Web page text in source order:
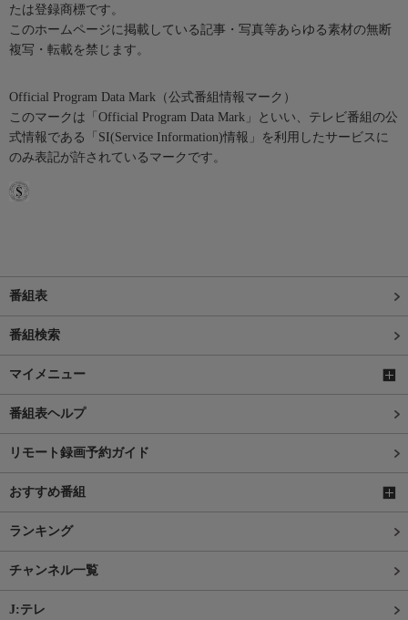
たは登録商標です。
このホームページに掲載している記事・写真等あらゆる素材の無断
複写・転載を禁じます。
Official Program Data Mark（公式番組情報マーク）
このマークは「Official Program Data Mark」といい、テレビ番組の公
式情報である「SI(Service Information)情報」を利用したサービスに
のみ表記が許されているマークです。
番組表
番組検索
マイメニュー
番組表ヘルプ
リモート録画予約ガイド
おすすめ番組
ランキング
チャンネル一覧
J:テレ